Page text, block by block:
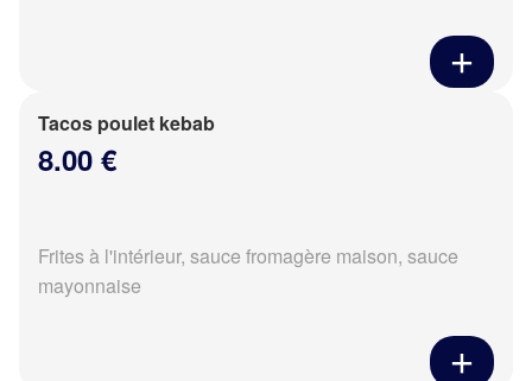
Tacos poulet kebab
8.00 €
Frites à l'intérieur, sauce fromagère maison, sauce
mayonnaise